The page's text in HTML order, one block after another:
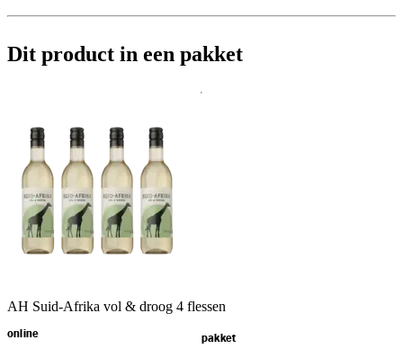
Dit product in een pakket
AH Suid-Afrika vol & droog 4 flessen
online pakket